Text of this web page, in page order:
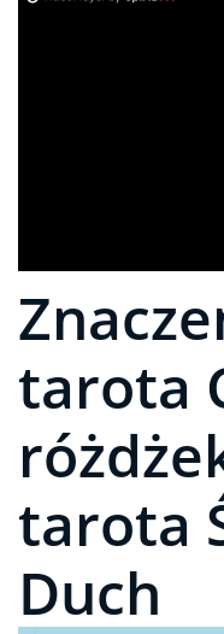
tarota
tarota
Duch